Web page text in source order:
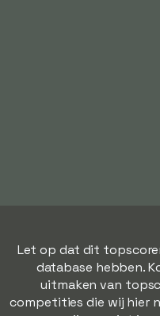
Let op dat dit
database hebben.
uitmaken van
competities die wij hier